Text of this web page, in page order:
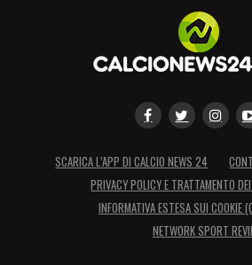
SCARICA L’APP DI CALCIO NEWS 24
PRIVACY POLICY E TRATTAMENTO
INFORMATIVA ESTESA SUI COOKIE
NETWORK SPORT